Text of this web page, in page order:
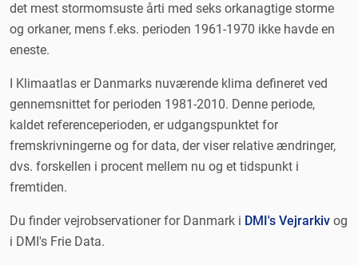
det mest stormomsuste årti med seks orkanagtige storme
og orkaner, mens f.eks. perioden 1961-1970 ikke havde en
eneste.
I Klimaatlas er Danmarks nuværende klima defineret ved
gennemsnittet for perioden 1981-2010. Denne periode,
kaldet referenceperioden, er udgangspunktet for
fremskrivningerne og for data, der viser relative ændringer,
dvs. forskellen i procent mellem nu og et tidspunkt i
fremtiden.
Du finder vejrobservationer for Danmark i DMI's Vejrarkiv og
i DMI's Frie Data.